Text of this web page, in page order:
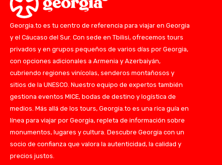
Georgia.to es tu centro de referencia para viajar en Georgia
y el Cáucaso del Sur. Con sede en Tbilisi, ofrecemos tours
privados y en grupos pequeños de varios días por Georgia,
con opciones adicionales a Armenia y Azerbaiyán,
cubriendo regiones vinícolas, senderos montañosos y
sitios de la UNESCO. Nuestro equipo de expertos también
gestiona eventos MICE, bodas de destino y logística de
medios. Más allá de los tours, Georgia.to es una rica guía en
línea para viajar por Georgia, repleta de información sobre
monumentos, lugares y cultura. Descubre Georgia con un
socio de confianza que valora la autenticidad, la calidad y
precios justos.